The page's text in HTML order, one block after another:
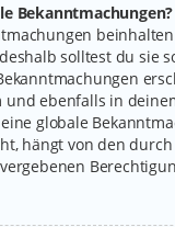
Bekanntmachungen?
solltest du sie
und ebenfalls in
globale
hängt von den